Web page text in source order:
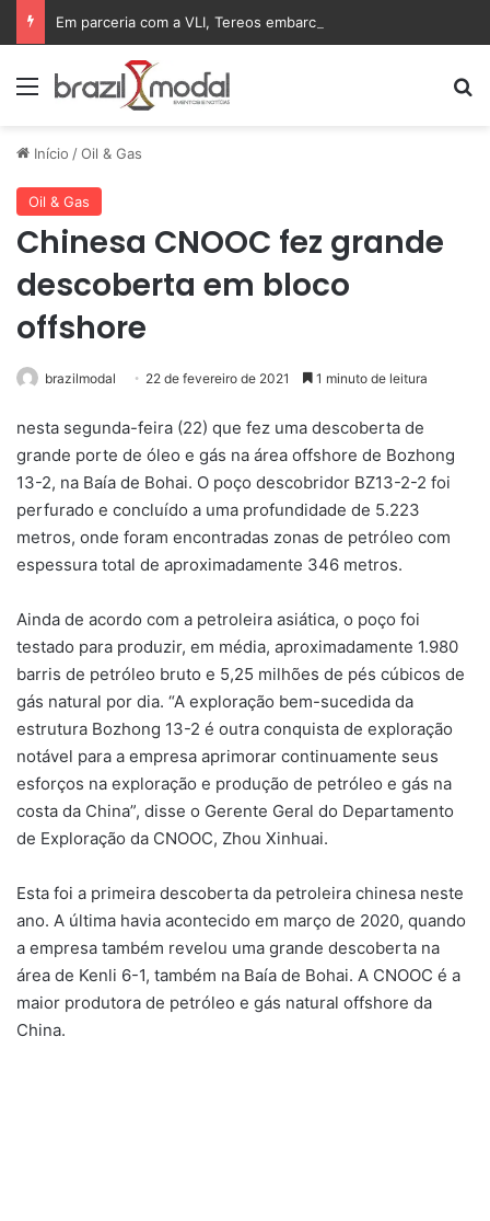
Menu
Início /Oil & Gas
Oil & Gas
Chinesa CNOOC fez grande
descoberta em bloco
offshore
brazilmodal 22 de fevereiro de 2021 1 minuto de leitura
nesta segunda-feira (22) que fez uma descoberta de
grande porte de óleo e gás na área offshore de Bozhong
13-2, na Baía de Bohai. O poço descobridor BZ13-2-2 foi
perfurado e concluído a uma profundidade de 5.223
metros, onde foram encontradas zonas de petróleo com
espessura total de aproximadamente 346 metros.
Ainda de acordo com a petroleira asiática, o poço foi
testado para produzir, em média, aproximadamente 1.980
barris de petróleo bruto e 5,25 milhões de pés cúbicos de
gás natural por dia. “A exploração bem-sucedida da
estrutura Bozhong 13-2 é outra conquista de exploração
notável para a empresa aprimorar continuamente seus
esforços na exploração e produção de petróleo e gás na
costa da China”, disse o Gerente Geral do Departamento
de Exploração da CNOOC, Zhou Xinhuai.
Esta foi a primeira descoberta da petroleira chinesa neste
ano. A última havia acontecido em março de 2020, quando
a empresa também revelou uma grande descoberta na
área de Kenli 6-1, também na Baía de Bohai. A CNOOC é a
maior produtora de petróleo e gás natural offshore da
China.